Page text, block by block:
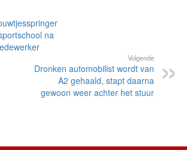
na
Volgende
Dronken automobilist wordt van
A2 gehaald, stapt daarna
gewoon weer achter het stuur